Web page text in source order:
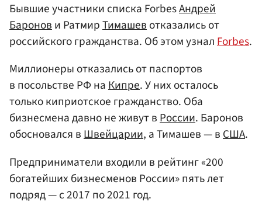
Бывшие участники списка ForbesАндрей
Баронови РатмирТимашевотказались от
российского гражданства. Об этом узналForbes.
Миллионеры отказались от паспортов
в посольстве РФ наКипре. У них осталось
только киприотское гражданство. Оба
бизнесмена давно не живут вРоссии. Баронов
обосновался вШвейцарии, а Тимашев — вСША.
Предприниматели входили в рейтинг «200
богатейших бизнесменов России» пять лет
подряд — с 2017 по 2021 год.